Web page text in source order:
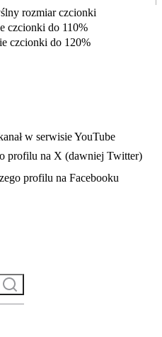
rozmiar czcionki
czcionki do 110%
czcionki do 120%
karcie
w serwisie YouTube
profilu na X (dawniej Twitter)
nowej karcieprofilu na Facebooku
Szukaj